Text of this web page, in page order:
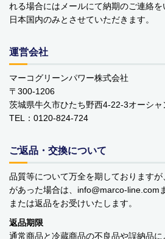
賞味期限間近・訳あり大特価
商品一覧
ブランドから探す
MESH ジュエリー
Bellini バッグ(イタリア)
alico バルサミコ酢
TEJAKULA 塩
ムーミン
れる場合にはメールにて納期のご連絡
日本国内のみとさせていただきます。
運営会社
マーコグリーンパワー株式会社
〒300-1206
茨城県牛久市ひたち野西4-22-3オーシャ
TEL：0120-824-724
ご返品・交換について
品質等について万全を期しております
があった場合は、info
marco-line.com
または返品をお受けいたします。
返品期限
通常商品と冷蔵商品の不良品や誤納品